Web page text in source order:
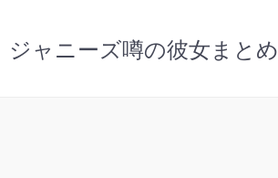
ジャニーズ噂の彼女まとめ